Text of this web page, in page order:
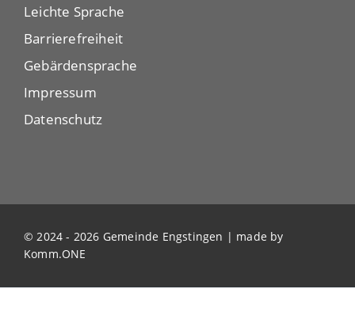
Leichte Sprache
Barrierefreiheit
Gebärdensprache
Impressum
Datenschutz
© 2024 - 2026 Gemeinde Engstingen | made by
Komm.ONE